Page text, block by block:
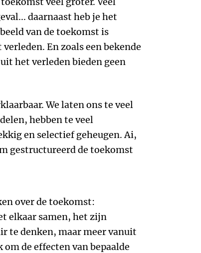
daarnaast heb je het
van de toekomst is
En zoals een bekende
het verleden bieden geen
We laten ons te veel
hebben te veel
en selectief geheugen. Ai,
gestructureerd de toekomst
over de toekomst:
elkaar samen, het zijn
te denken, maar meer vanuit
de effecten van bepaalde